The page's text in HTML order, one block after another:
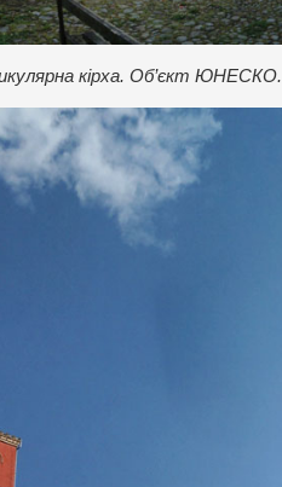
кірха. Об’єкт ЮНЕСКО.